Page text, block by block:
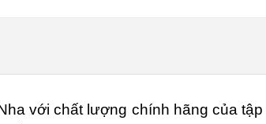
với chất lượng chính hãng của